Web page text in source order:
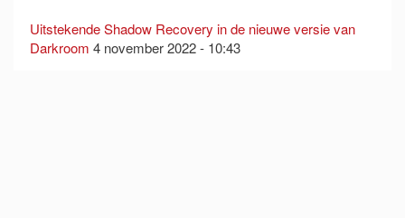
Uitstekende Shadow Recovery in de nieuwe versie van
Darkroom 4 november 2022 - 10:43